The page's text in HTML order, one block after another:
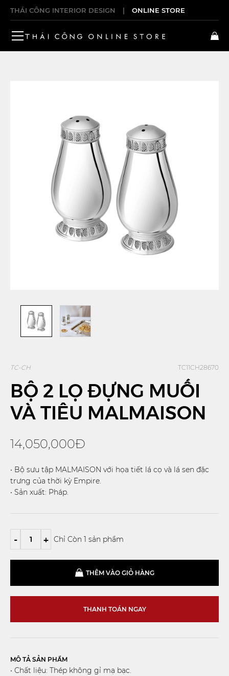
THÁI CÔNG INTERIOR DESIGN | ONLINE STORE
TC-CH TC11CH28670
BỘ 2 LỌ ĐỰNG MUỐI
VÀ TIÊU MALMAISON
14,050,000Đ
• Bộ sưu tập MALMAISON với họa tiết lá cọ và lá sen đặc
trưng của thời kỳ Empire.
• Sản xuất: Pháp.
- + Chỉ Còn 1 sản phẩm
THÊM VÀO GIỎ HÀNG
THANH TOÁN NGAY
MÔ TẢ SẢN PHẨM
• Chất liệu: Thép không gỉ mạ bạc.